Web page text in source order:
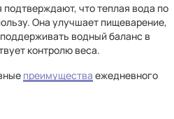
что теплая вода по
Она улучшает пищеварение,
водный баланс в
контролю веса.
преимущества ежедневного